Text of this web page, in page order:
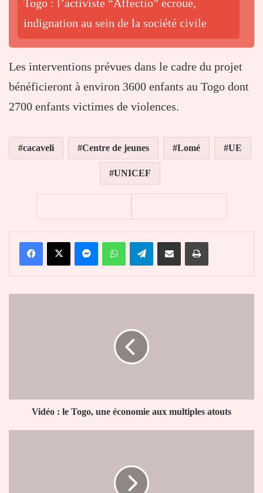
Togo : l’activiste “Affectio” écroué,
indignation au sein de la société civile
Les interventions prévues dans le cadre du projet
bénéficieront à environ 3600 enfants au Togo dont
2700 enfants victimes de violences.
cacaveli Centre de jeunes Lomé UE
UNICEF
FacebookX MessengerWhatsAppTelegramPartager par email Imprimer
atouts
Vidéo : le Togo, une économie aux multiples atouts